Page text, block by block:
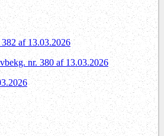
af 13.03.2026
nr. 380 af 13.03.2026